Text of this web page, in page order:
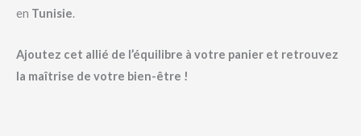
en Tunisie.
Ajoutez cet allié de l’équilibre à votre panier et retrouvez
la maîtrise de votre bien-être !